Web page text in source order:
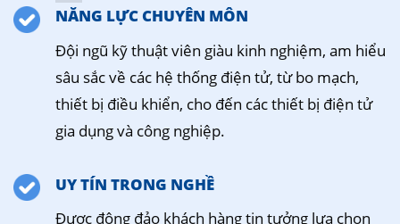
NĂNG LỰC CHUYÊN MÔN
Đội ngũ kỹ thuật viên giàu kinh nghiệm, am hiểu
sâu sắc về các hệ thống điện tử, từ bo mạch,
thiết bị điều khiển, cho đến các thiết bị điện tử
gia dụng và công nghiệp.
UY TÍN TRONG NGHỀ
Được đông đảo khách hàng tin tưởng lựa chọn